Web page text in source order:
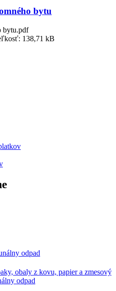
bytu
bytu.pdf
138,71 kB
obaly z kovu, papier a zmesový
odpad